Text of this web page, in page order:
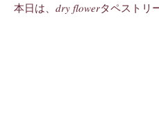
本日は、𝑑𝑟𝑦 𝑓𝑙𝑜𝑤𝑒𝑟タペスト